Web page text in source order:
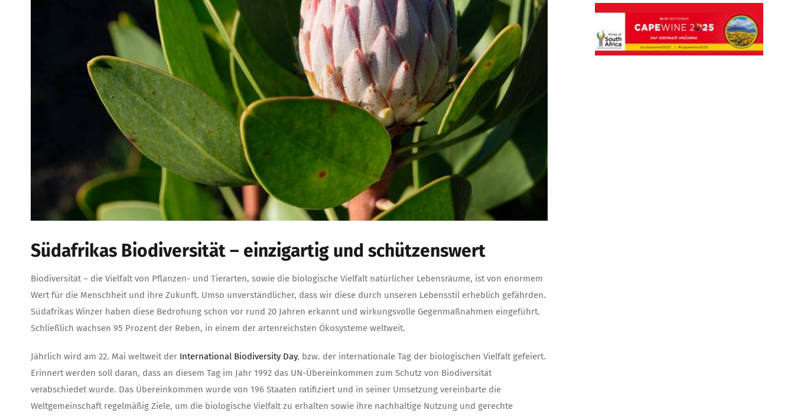
Südafrikas Biodiversität – einzigartig und schützenswert
Biodiversität – die Vielfalt von Pflanzen- und Tierarten, sowie die biologische Vielfalt natürlicher Lebensräume, ist von enormem
Wert für die Menschheit und ihre Zukunft. Umso unverständlicher, dass wir diese durch unseren Lebensstil erheblich gefährden.
Südafrikas Winzer haben diese Bedrohung schon vor rund 20 Jahren erkannt und wirkungsvolle Gegenmaßnahmen eingeführt.
Schließlich wachsen 95 Prozent der Reben, in einem der artenreichsten Ökosysteme weltweit.
Jährlich wird am 22. Mai weltweit der International Biodiversity Day, bzw. der internationale Tag der biologischen Vielfalt gefeiert.
Erinnert werden soll daran, dass an diesem Tag im Jahr 1992 das UN-Übereinkommen zum Schutz von Biodiversität
verabschiedet wurde. Das Übereinkommen wurde von 196 Staaten ratifiziert und in seiner Umsetzung vereinbarte die
Weltgemeinschaft regelmäßig Ziele, um die biologische Vielfalt zu erhalten sowie ihre nachhaltige Nutzung und gerechte